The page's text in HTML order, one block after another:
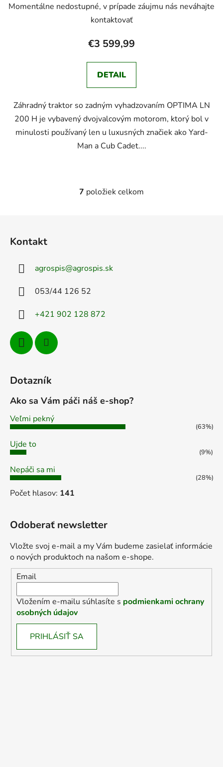
Momentálne nedostupné, v prípade záujmu nás neváhajte
kontaktovať
€3 599,99
DETAIL
Záhradný traktor so zadným vyhadzovaním OPTIMA LN
200 H je vybavený dvojvalcovým motorom, ktorý bol v
minulosti používaný len u luxusných značiek ako Yard-
Man a Cub Cadet....
O
i
s
u
7 položiek celkom
Kontakt
agrospis@agrospis.sk
053/44 126 52
+421 902 128 872
Dotazník
Ako sa Vám páči náš e-shop?
Veľmi pekný
(63%)
Ujde to
(9%)
Nepáči sa mi
(28%)
Počet hlasov: 141
Odoberať newsletter
Vložte svoj e-mail a my Vám budeme zasielať informácie
o nových produktoch na našom e-shope.
Email
Vložením e-mailu súhlasíte s podmienkami ochrany
osobných údajov
PRIHLÁSIŤ SA